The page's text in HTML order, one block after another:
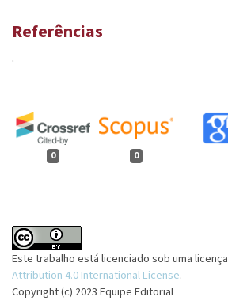
0 0
Referências
.
Este trabalho está licenciado sob uma licença
Attribution 4.0 International License.
Copyright (c) 2023 Equipe Editorial